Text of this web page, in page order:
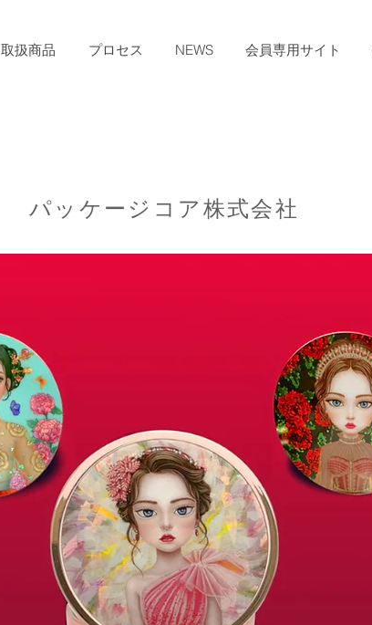
取扱商品 プロセス NEWS 会員専用サイト
パッケージコア株式会社